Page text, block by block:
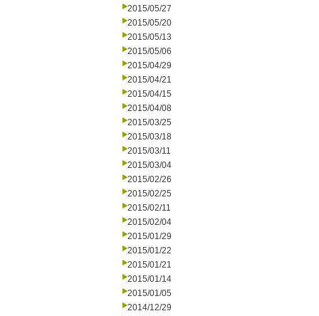
2015/05/27
2015/05/20
2015/05/13
2015/05/06
2015/04/29
2015/04/21
2015/04/15
2015/04/08
2015/03/25
2015/03/18
2015/03/11
2015/03/04
2015/02/26
2015/02/25
2015/02/11
2015/02/04
2015/01/29
2015/01/22
2015/01/21
2015/01/14
2015/01/05
2014/12/29